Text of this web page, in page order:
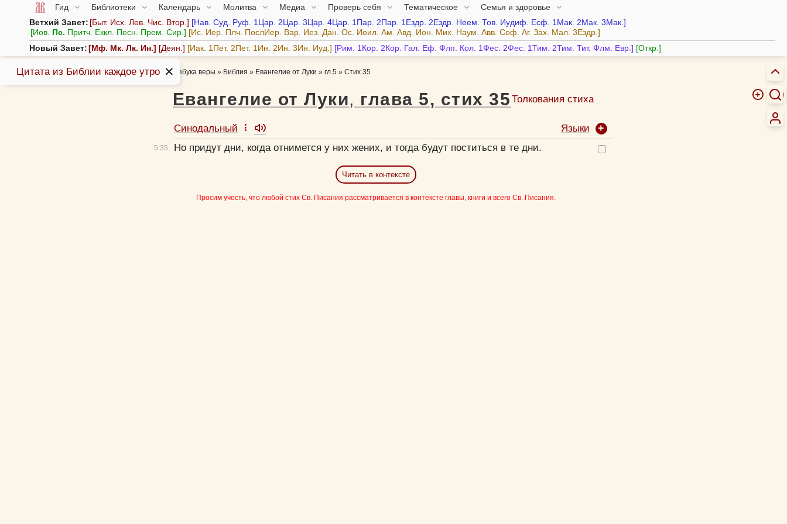
Гид Библиотеки Календарь Молитва Медиа Проверь себя Тематическое
Семья и здоровье
Ветхий Завет: Быт. Исх. Лев. Чис. Втор. Нав. Суд. Руф. 1Цар. 2Цар. 3Цар. 4Цар. 1Пар. 2Пар. 1Ездр. 2Ездр. Неем. Тов. Иудиф. Есф. 1Мак. 2Мак. 3Мак.
Иов. Пс. Притч. Еккл. Песн. Прем. Сир. Ис. Иер. Плч. ПослИер. Вар. Иез. Дан. Ос. Иоил. Ам. Авд. Ион. Мих. Наум. Авв. Соф. Аг. Зах. Мал. 3Ездр.
Новый Завет: Мф. Мк. Лк. Ин. Деян. Иак. 1Пет. 2Пет. 1Ин. 2Ин. 3Ин. Иуд. Рим. 1Кор. 2Кор. Гал. Еф. Флп. Кол. 1Фес. 2Фес. 1Тим. 2Тим. Тит. Флм. Евр. Откр.
Азбука веры » Библия » Евангелие от Луки » гл.5 » Стих 35
Евангелие от Луки, глава 5, стих 35 Толкования стиха
5:35
Синодальный
Языки
Но придут дни, когда отнимется у них жених, и тогда будут поститься в те дни.
Читать в контексте
Просим учесть, что любой стих Св. Писания рассматривается в контексте главы, книги и всего Св. Писания.
Цитата из Библии каждое утро ✕